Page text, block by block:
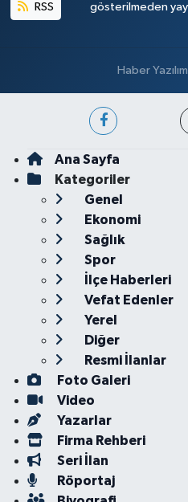
RSS
gösterilmeden
Haber
Ana Sayfa
Kategoriler
Genel
Ekonomi
Sağlık
Spor
İlçe Haberleri
Vefat Edenler
Yerel
Diğer
Resmi İlanlar
Foto Galeri
Video
Yazarlar
Firma Rehberi
Seri İlan
Röportaj